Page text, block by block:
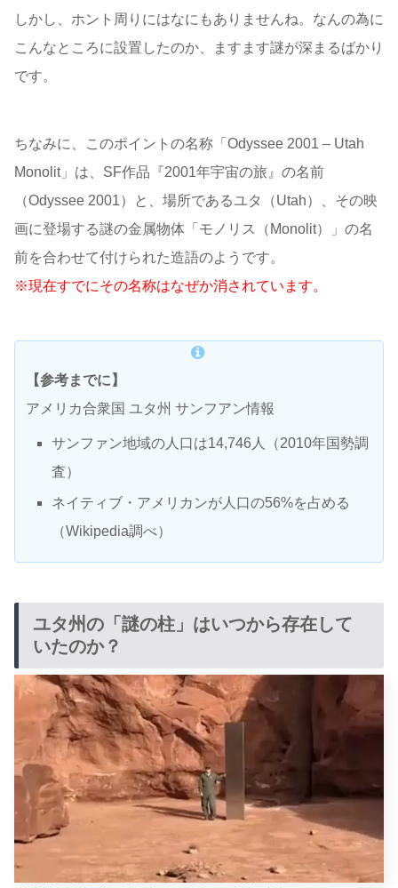
しかし、ホント周りにはなにもありませんね。なんの為に
こんなところに設置したのか、ますます謎が深まるばかり
です。
ちなみに、このポイントの名称「Odyssee 2001 – Utah
Monolit」は、SF作品『2001年宇宙の旅』の名前
（Odyssee 2001）と、場所であるユタ（Utah）、その映
画に登場する謎の金属物体「モノリス（Monolit）」の名
前を合わせて付けられた造語のようです。
※現在すでにその名称はなぜか消されています。
【参考までに】
アメリカ合衆国 ユタ州 サンフアン情報
サンファン地域の人口は14,746人（2010年国勢調
査）
ネイティブ・アメリカンが人口の56%を占める
（Wikipedia調べ）
ユタ州の「謎の柱」はいつから存在して
いたのか？